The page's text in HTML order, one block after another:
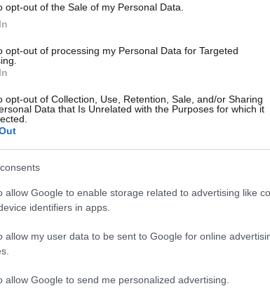
opt-out of the Sale of my Personal Data.
opt-out of processing my Personal Data for Targeted
opt-out of Collection, Use, Retention, Sale, and/or Sharing
Data that Is Unrelated with the Purposes for which it
allow Google to enable storage related to advertising like
identifiers in apps.
allow my user data to be sent to Google for online
allow Google to send me personalized advertising.